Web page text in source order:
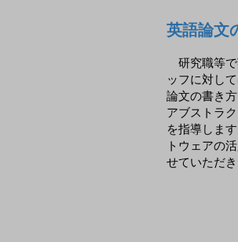
英語論文
研究職等
ッフに対し
論文の書き
アブストラ
を指導しま
トウェアの
せていただき